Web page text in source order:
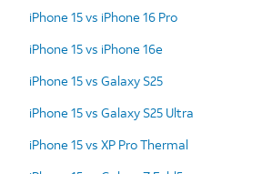
iPhone 15 vs iPhone 16 Pro
iPhone 15 vs iPhone 16e
iPhone 15 vs Galaxy S25
iPhone 15 vs Galaxy S25 Ultra
iPhone 15 vs XP Pro Thermal